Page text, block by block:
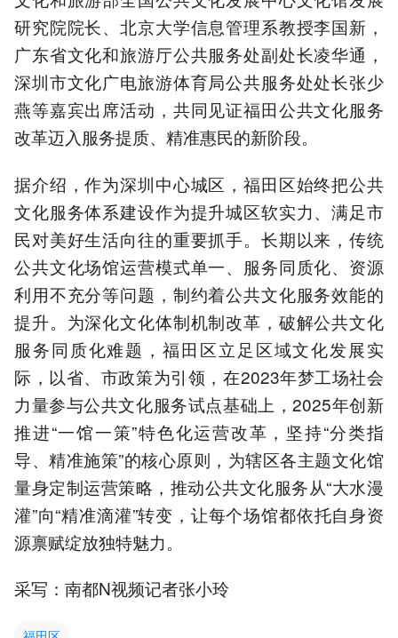
研究院院长、北京大学信息管理系教授李国新，
广东省文化和旅游厅公共服务处副处长凌华通，
深圳市文化广电旅游体育局公共服务处处长张少
燕等嘉宾出席活动，共同见证福田公共文化服务
改革迈入服务提质、精准惠民的新阶段。
据介绍，作为深圳中心城区，福田区始终把公共
文化服务体系建设作为提升城区软实力、满足市
民对美好生活向往的重要抓手。长期以来，传统
公共文化场馆运营模式单一、服务同质化、资源
利用不充分等问题，制约着公共文化服务效能的
提升。为深化文化体制机制改革，破解公共文化
服务同质化难题，福田区立足区域文化发展实
际，以省、市政策为引领，在2023年梦工场社会
力量参与公共文化服务试点基础上，2025年创新
推进“一馆一策”特色化运营改革，坚持“分类指
导、精准施策”的核心原则，为辖区各主题文化馆
量身定制运营策略，推动公共文化服务从“大水漫
灌”向“精准滴灌”转变，让每个场馆都依托自身资
源禀赋绽放独特魅力。
采写：南都N视频记者张小玲